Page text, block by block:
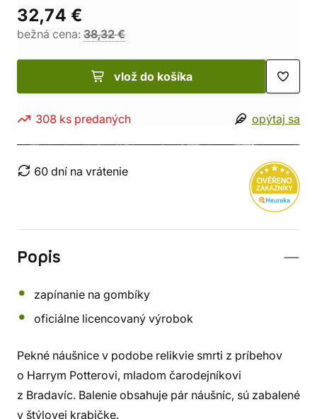
32,74 €
bežná cena: 38,32 €
vlož do košíka
308 ks predaných opýtaj sa
60 dní na vrátenie
Popis
zapínanie na gombíky
oficiálne licencovaný výrobok
Pekné náušnice v podobe relikvie smrti z príbehov
o Harrym Potterovi, mladom čarodejníkovi
z Bradavíc. Balenie obsahuje pár náušníc, sú zabalené
v štýlovej krabičke.